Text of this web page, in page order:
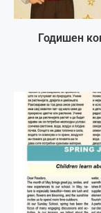
Годишен